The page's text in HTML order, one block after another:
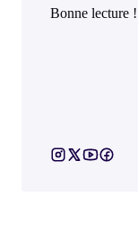
Bonne lecture !